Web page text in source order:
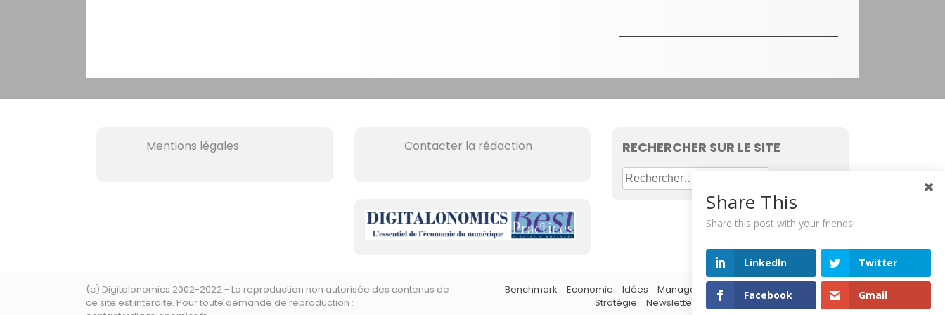
Mentions légales Contacter la rédaction RECHERCHER SUR LE SITE
R
e
h
e
(c) Digitalonomics 2002-2022 - La reproduction non autorisée des contenus de
ce site est interdite. Pour toute demande de reproduction :
Benchmark Economie Idées Management Sourcing
Tendances
Stratégie
Newsletter Contact
Share This
Share this post with your friends!
LinkedIn Twitter
Facebook Gmail